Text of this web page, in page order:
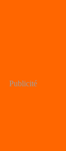
Publicité